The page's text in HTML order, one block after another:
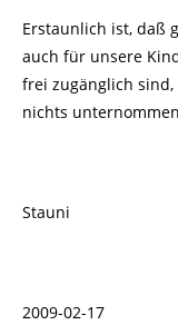
Erstaunlich ist, daß
auch für unsere
frei zugänglich
nichts
Stauni
2009-02-17